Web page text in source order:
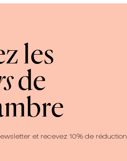
les
de
et recevez 10% de réduction